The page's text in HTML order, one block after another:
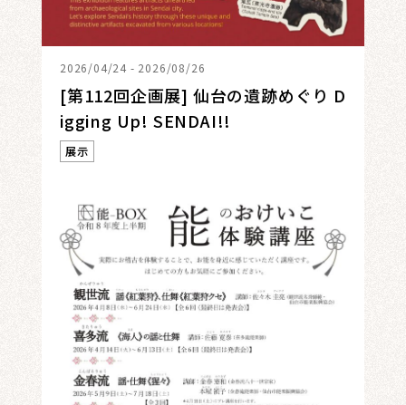
2026/04/24 - 2026/08/26
[第112回企画展] 仙台の遺跡めぐり D
igging Up! SENDAI!!
展示